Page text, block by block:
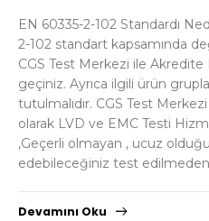
EN 60335-2-102 Standardı
2-102 standart kapsamında
CGS Test Merkezi ile
geçiniz. Ayrıca ilgili ürün
tutulmalıdır. CGS Test
olarak LVD ve EMC Testi
,Geçerli olmayan , ucuz
edebileceğiniz test
Devamını Oku